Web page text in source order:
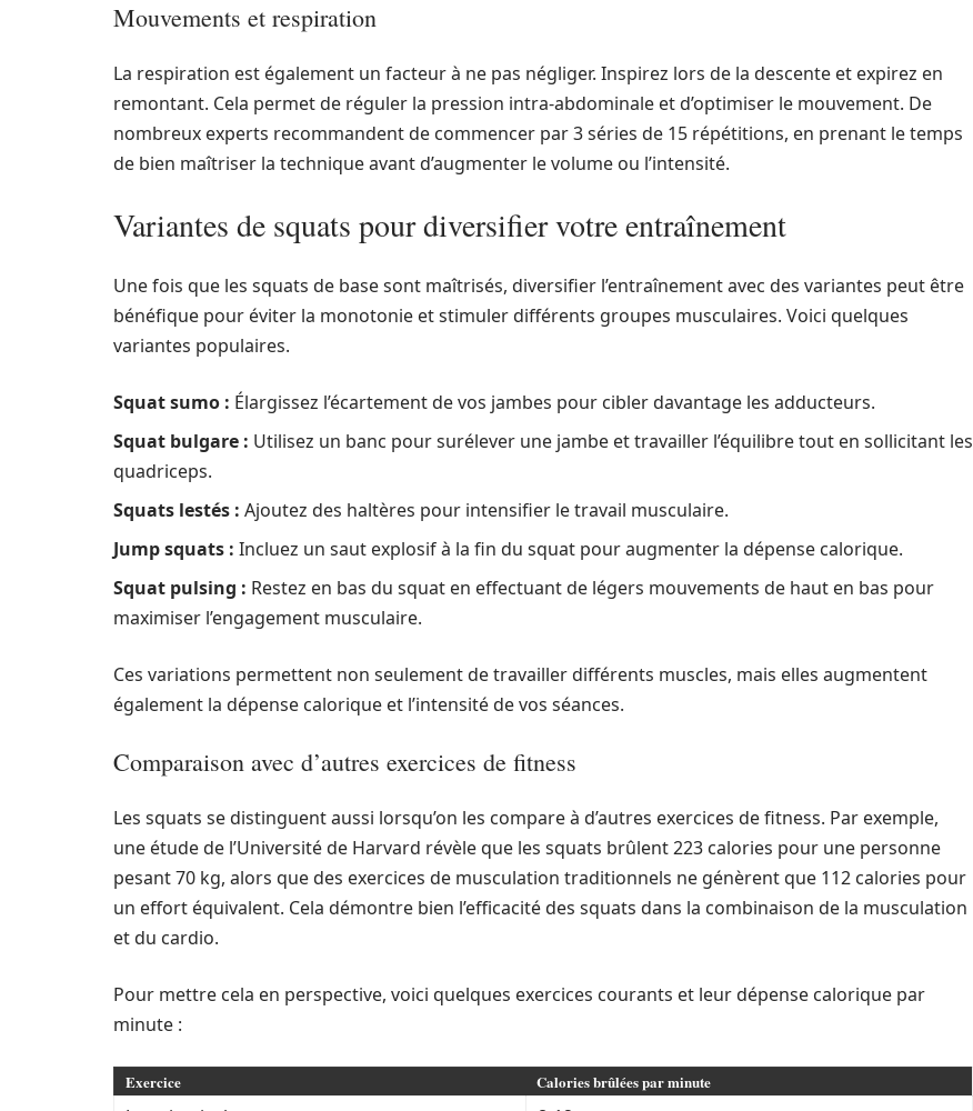
Mouvements et respiration
La respiration est également un facteur à ne pas négliger. Inspirez lors de la descente et expirez en
remontant. Cela permet de réguler la pression intra-abdominale et d’optimiser le mouvement. De
nombreux experts recommandent de commencer par 3 séries de 15 répétitions, en prenant le temps
de bien maîtriser la technique avant d’augmenter le volume ou l’intensité.
Variantes de squats pour diversifier votre entraînement
Une fois que les squats de base sont maîtrisés, diversifier l’entraînement avec des variantes peut être
bénéfique pour éviter la monotonie et stimuler différents groupes musculaires. Voici quelques
variantes populaires.
Squat sumo : Élargissez l’écartement de vos jambes pour cibler davantage les adducteurs.
Squat bulgare : Utilisez un banc pour surélever une jambe et travailler l’équilibre tout en sollicitant les
quadriceps.
Squats lestés : Ajoutez des haltères pour intensifier le travail musculaire.
Jump squats : Incluez un saut explosif à la fin du squat pour augmenter la dépense calorique.
Squat pulsing : Restez en bas du squat en effectuant de légers mouvements de haut en bas pour
maximiser l’engagement musculaire.
Ces variations permettent non seulement de travailler différents muscles, mais elles augmentent
également la dépense calorique et l’intensité de vos séances.
Comparaison avec d’autres exercices de fitness
Les squats se distinguent aussi lorsqu’on les compare à d’autres exercices de fitness. Par exemple,
une étude de l’Université de Harvard révèle que les squats brûlent 223 calories pour une personne
pesant 70 kg, alors que des exercices de musculation traditionnels ne génèrent que 112 calories pour
un effort équivalent. Cela démontre bien l’efficacité des squats dans la combinaison de la musculation
et du cardio.
Pour mettre cela en perspective, voici quelques exercices courants et leur dépense calorique par
minute :
Exercice Calories brûlées par minute